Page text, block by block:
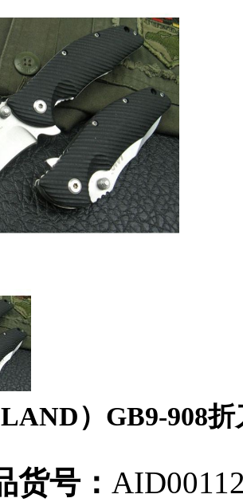
）GB9-908折
货号：